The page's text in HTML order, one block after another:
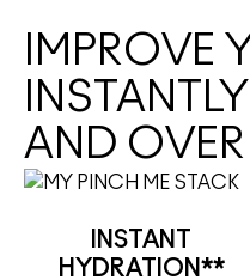
IMPROVE
INSTANTLY
AND OVER
INSTANT
HYDRATION**